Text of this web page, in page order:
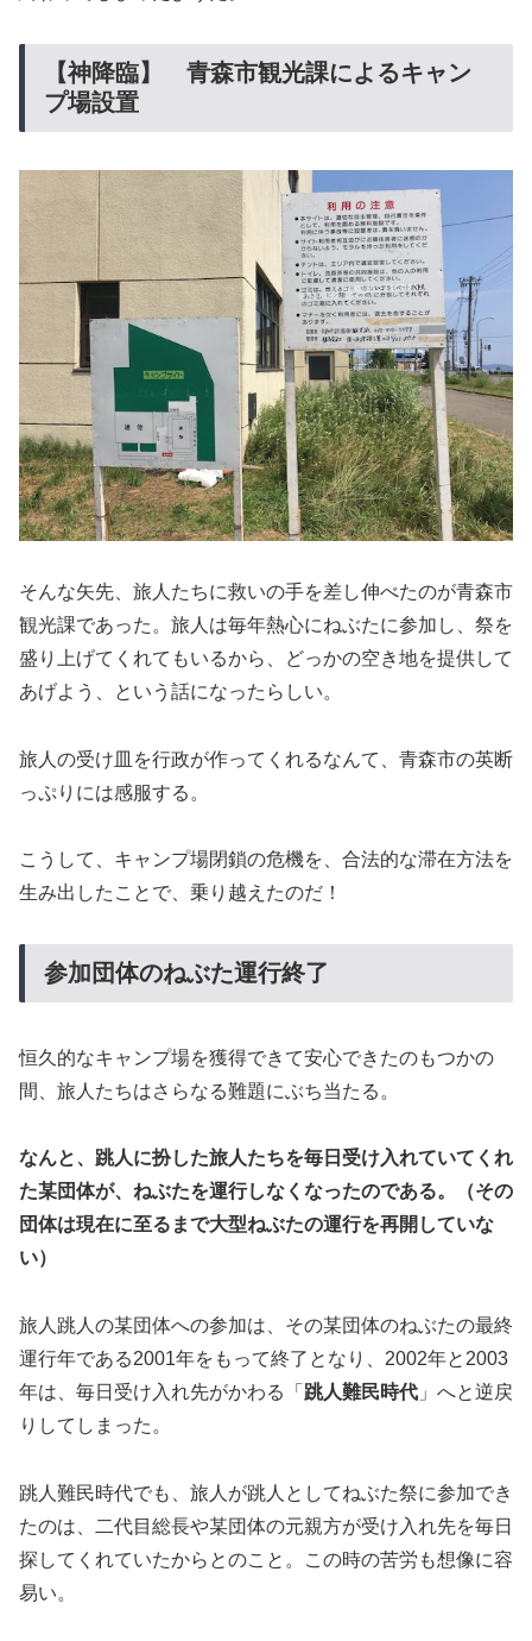
【神降臨】 青森市観光課によるキャン
プ場設置
そんな矢先、旅人たちに救いの手を差し伸べたのが青森市
観光課であった。旅人は毎年熱心にねぶたに参加し、祭を
盛り上げてくれてもいるから、どっかの空き地を提供して
あげよう、という話になったらしい。
旅人の受け皿を行政が作ってくれるなんて、青森市の英断
っぷりには感服する。
こうして、キャンプ場閉鎖の危機を、合法的な滞在方法を
生み出したことで、乗り越えたのだ！
参加団体のねぶた運行終了
恒久的なキャンプ場を獲得できて安心できたのもつかの
間、旅人たちはさらなる難題にぶち当たる。
なんと、跳人に扮した旅人たちを毎日受け入れていてくれ
た某団体が、ねぶたを運行しなくなったのである。（その
団体は現在に至るまで大型ねぶたの運行を再開していな
い）
旅人跳人の某団体への参加は、その某団体のねぶたの最終
運行年である2001年をもって終了となり、2002年と2003
年は、毎日受け入れ先がかわる「 跳人難民時代 」へと逆戻
りしてしまった。
跳人難民時代でも、旅人が跳人としてねぶた祭に参加でき
たのは、二代目総長や某団体の元親方が受け入れ先を毎日
探してくれていたからとのこと。この時の苦労も想像に容
易い。